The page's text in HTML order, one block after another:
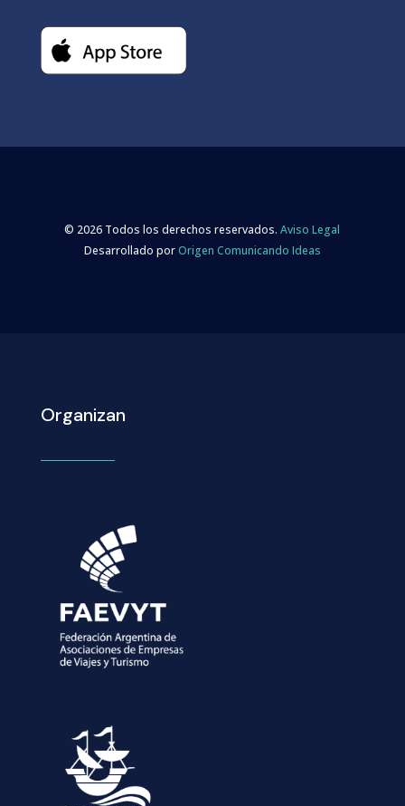
© 2026 Todos los derechos reservados.Aviso Legal
Desarrollado porOrigen Comunicando Ideas
Organizan